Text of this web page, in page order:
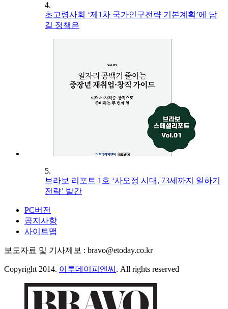
4.
초고령사회 ‘제1차 국가인구전략 기본계획’에 담
길 정책은
5.
브라보 리포트 1호 ‘사오정 시대, 73세까지 일하기
전략’ 발간
PC버전
공지사항
사이트맵
보도자료 및 기사제보 : bravo@etoday.co.kr
Copyright 2014. 이투데이피엔씨 . All rights reserved